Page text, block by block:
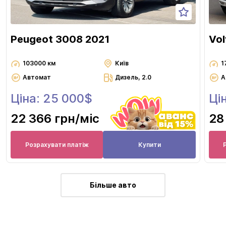
Peugeot 3008 2021
103000 км
Київ
Автомат
Дизель, 2.0
Ціна: 25 000$
22 366 грн/міс
Розрахувати платіж Купити
Більше авто